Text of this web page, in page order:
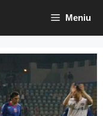
Meniu